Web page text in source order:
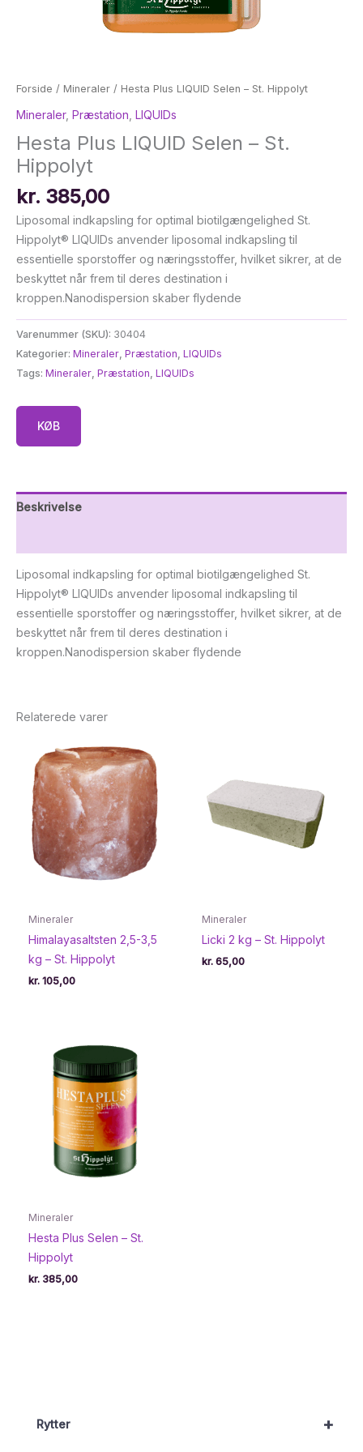
+
Rytter
Forside / Mineraler / Hesta Plus LIQUID Selen – St. Hippolyt
Mineraler, Præstation LIQUIDs
Hesta Plus LIQUID Selen – St.
Hippolyt
kr. 385,00
Liposomal indkapsling for optimal biotilgængelighed St.
Hippolyt® LIQUIDs anvender liposomal indkapsling til
essentielle sporstoffer og næringsstoffer, hvilket sikrer, at de
beskyttet når frem til deres destination i
kroppen.Nanodispersion skaber flydende
Varenummer (SKU): 30404
Kategorier: Mineraler Præstation LIQUIDs
Tags: Mineraler Præstation LIQUIDs
KØB
Beskrivelse
Liposomal indkapsling for optimal biotilgængelighed St.
Hippolyt® LIQUIDs anvender liposomal indkapsling til
essentielle sporstoffer og næringsstoffer, hvilket sikrer, at de
beskyttet når frem til deres destination i
kroppen.Nanodispersion skaber flydende
Relaterede varer
Mineraler
Himalayasaltsten 2,5-3,5
kg – St. Hippolyt
kr. 105,00
Mineraler
Licki 2 kg – St. Hippolyt
kr. 65,00
Mineraler
Hesta Plus Selen – St.
Hippolyt
kr. 385,00